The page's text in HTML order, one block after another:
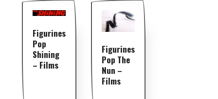
Figurines
Pop
Shining
– Films
Figurines
Pop The
Nun –
Films